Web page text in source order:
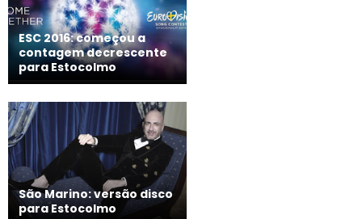
ESC 2016: começou a
contagem decrescente
para Estocolmo
São Marino: versão disco
para Estocolmo